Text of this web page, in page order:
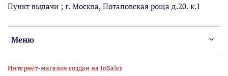
Меню
Пункт выдачи ; г. Москва, Потаповская роща д.20. к.1
Интернет-магазин создан на InSales